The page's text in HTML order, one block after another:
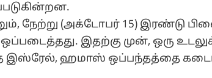
நேற்று (அக்டோபர் 15) இரண்டு
இதற்கு முன், ஒரு
இஸ்ரேல், ஹமாஸ் ஒப்பந்தத்தை